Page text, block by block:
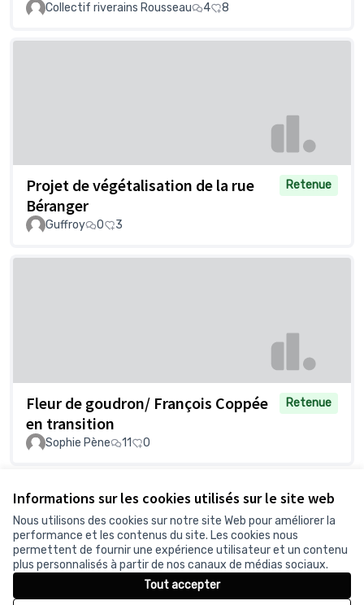
Informations sur les cookies utilisés sur le site web
Nous utilisons des cookies sur notre site Web pour améliorer la
performance et les contenus du site. Les cookies nous
permettent de fournir une expérience utilisateur et un contenu
plus personnalisés à partir de nos canaux de médias sociaux.
Tout accepter
Collectif riverains Rousseau 4 8
Projet de végétalisation de la rue
Béranger
Retenue
Guffroy 0 3
Fleur de goudron/ François Coppée
en transition
Retenue
Sophie Pène 11 0
Voir toutes les propositions retirées
Conditions d'utilisation
Paramètres des cookies